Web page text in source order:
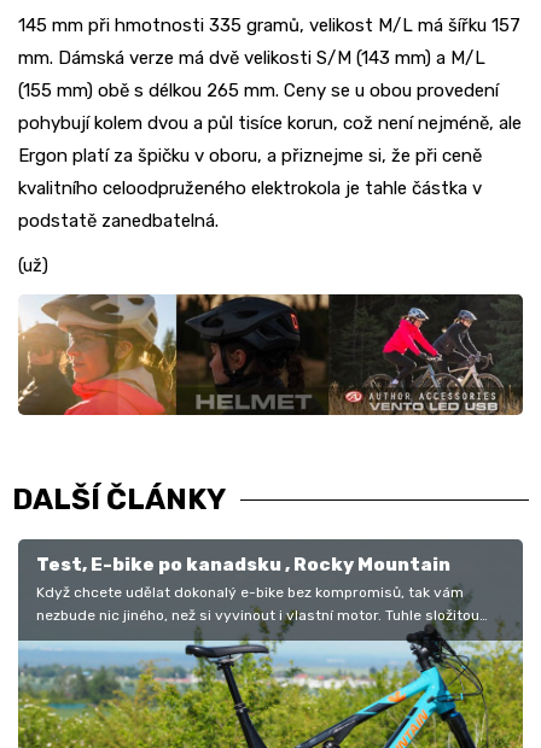
145 mm při hmotnosti 335 gramů, velikost M/L má šířku 157
mm. Dámská verze má dvě velikosti S/M (143 mm) a M/L
(155 mm) obě s délkou 265 mm. Ceny se u obou provedení
pohybují kolem dvou a půl tisíce korun, což není nejméně, ale
Ergon platí za špičku v oboru, a přiznejme si, že při ceně
kvalitního celoodpruženého elektrokola je tahle částka v
podstatě zanedbatelná.
(už)
DALŠÍ ČLÁNKY
Test, E-bike po kanadsku , Rocky Mountain
Když chcete udělat dokonalý e-bike bez kompromisů, tak vám
nezbude nic jiného, než si vyvinout i vlastní motor. Tuhle složitou
cestu, za…